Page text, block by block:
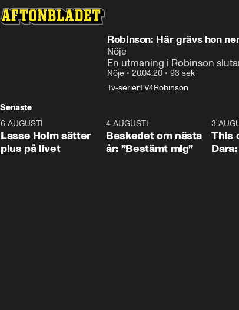
Robinson: Här grävs hon
Nöje
En utmaning i Robinson
Nöje • 20.04.20 • 93 sek
Tv-serierTV4Robinson
Senaste
1:04
6 AUGUSTI
Lasse Holm sätter
plus på livet
0:24
4 AUGUSTI
Beskedet om nästa
år: ”Bestämt mig”
3
This